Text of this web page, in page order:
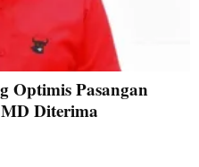
Optimis Pasangan
Diterima